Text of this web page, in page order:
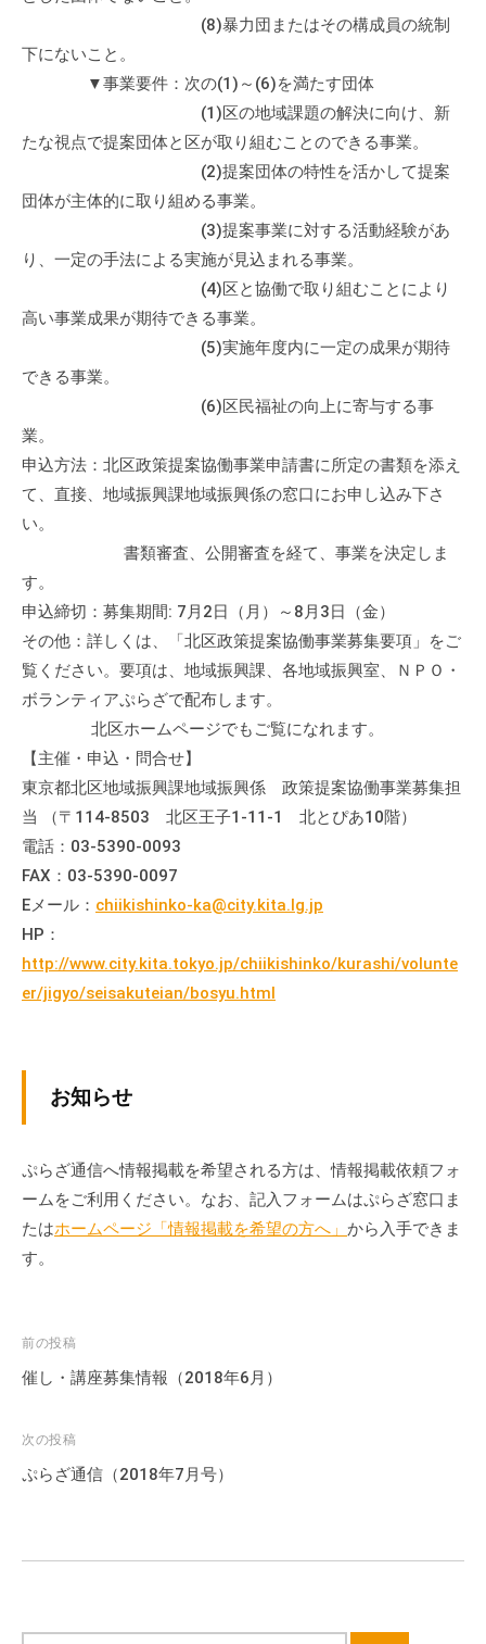
(8)暴力団またはその構成員の統制
下にないこと。
▼事業要件：次の(1)～(6)を満たす団体
(1)区の地域課題の解決に向け、新
たな視点で提案団体と区が取り組むことのできる事業。
(2)提案団体の特性を活かして提案
団体が主体的に取り組める事業。
(3)提案事業に対する活動経験があ
り、一定の手法による実施が見込まれる事業。
(4)区と協働で取り組むことにより
高い事業成果が期待できる事業。
(5)実施年度内に一定の成果が期待
できる事業。
(6)区民福祉の向上に寄与する事
業。
申込方法：北区政策提案協働事業申請書に所定の書類を添え
て、直接、地域振興課地域振興係の窓口にお申し込み下さ
い。
書類審査、公開審査を経て、事業を決定しま
す。
申込締切：募集期間: 7月2日（月）～8月3日（金）
その他：詳しくは、「北区政策提案協働事業募集要項」をご
覧ください。要項は、地域振興課、各地域振興室、ＮＰＯ・
ボランティアぷらざで配布します。
北区ホームページでもご覧になれます。
【主催・申込・問合せ】
東京都北区地域振興課地域振興係 政策提案協働事業募集担
当 （〒114-8503 北区王子1-11-1 北とぴあ10階）
電話：03-5390-0093
FAX：03-5390-0097
Eメール： chiikishinko-ka@city.kita.lg.jp
HP：
http://www.city.kita.tokyo.jp/chiikishinko/kurashi/volunte
er/jigyo/seisakuteian/bosyu.html
お知らせ
ぷらざ通信へ情報掲載を希望される方は、情報掲載依頼フォ
ームをご利用ください。なお、記入フォームはぷらざ窓口ま
たはホームページ「情報掲載を希望の方へ」 から入手できま
す。
投
稿
ビ
ゲ
ョ
前の投稿
催し・講座募集情報（2018年6月）
次の投稿
ぷらざ通信（2018年7月号）